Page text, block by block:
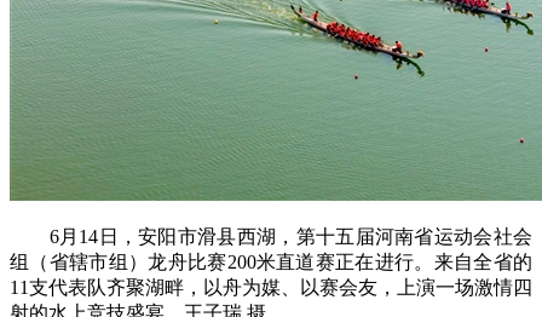
6月14日，安阳市滑县西湖，第十五届河南省运动会社会
组（省辖市组）龙舟比赛200米直道赛正在进行。来自全省的
11支代表队齐聚湖畔，以舟为媒、以赛会友，上演一场激情四